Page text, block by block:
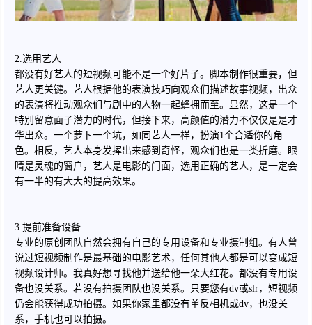
2.选用艺人
都没有好艺人的短视频可能不是一个好片子。脚本制作很重要，但
艺人更关键。艺人根据他的表演技巧向观众们描述故事视频，出众
的表演将推动观众们与剧中的人物一起蜂拥而至。显然，这是一个
特别留意面子潜力的时代，但接下来，高颜值的潜力不仅仅是是才
华出众。一个萝卜一个坑，如同艺人一样，扮演1个合适你的角
色。相反，艺人本身发挥出来感到奇怪，观众们也是一类折磨。眼
睛是灵魂的窗户，艺人是电影的门面，选用正确的艺人，是一定会
有一半的有大大的提高效果。
3.提前准备设备
专业的原创团队自然会拥有自己的专用设备和专业摄制组。有人曾
说过短视频制作是最基础的电影艺术，任何其他人都是可以变成短
视频设计师。我真好想寻找他并送给他一朵大红花。都没有专用设
备也没关系。若没有拍摄团队也没关系。只要您有dv或slr，短视频
仍会能获得成功拍摄。如果你家里都没有单反相机或dv，也没关
系，手机也可以拍摄。